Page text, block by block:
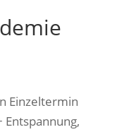
Einzeltermin
Entspannung,